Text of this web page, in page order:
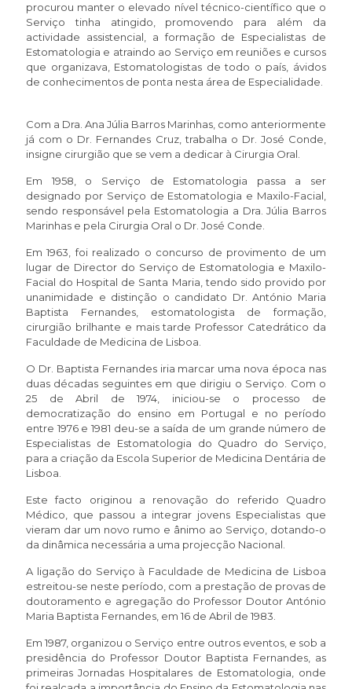
procurou manter o elevado nível técnico-científico que o
Serviço tinha atingido, promovendo para além da
actividade assistencial, a formação de Especialistas de
Estomatologia e atraindo ao Serviço em reuniões e cursos
que organizava, Estomatologistas de todo o país, ávidos
de conhecimentos de ponta nesta área de Especialidade.
Com a Dra. Ana Júlia Barros Marinhas, como anteriormente
já com o Dr. Fernandes Cruz, trabalha o Dr. José Conde,
insigne cirurgião que se vem a dedicar à Cirurgia Oral.
Em 1958, o Serviço de Estomatologia passa a ser
designado por Serviço de Estomatologia e Maxilo-Facial,
sendo responsável pela Estomatologia a Dra. Júlia Barros
Marinhas e pela Cirurgia Oral o Dr. José Conde.
Em 1963, foi realizado o concurso de provimento de um
lugar de Director do Serviço de Estomatologia e Maxilo-
Facial do Hospital de Santa Maria, tendo sido provido por
unanimidade e distinção o candidato Dr. António Maria
Baptista Fernandes, estomatologista de formação,
cirurgião brilhante e mais tarde Professor Catedrático da
Faculdade de Medicina de Lisboa.
O Dr. Baptista Fernandes iria marcar uma nova época nas
duas décadas seguintes em que dirigiu o Serviço. Com o
25 de Abril de 1974, iniciou-se o processo de
democratização do ensino em Portugal e no período
entre 1976 e 1981 deu-se a saída de um grande número de
Especialistas de Estomatologia do Quadro do Serviço,
para a criação da Escola Superior de Medicina Dentária de
Lisboa.
Este facto originou a renovação do referido Quadro
Médico, que passou a integrar jovens Especialistas que
vieram dar um novo rumo e ânimo ao Serviço, dotando-o
da dinâmica necessária a uma projecção Nacional.
A ligação do Serviço à Faculdade de Medicina de Lisboa
estreitou-se neste período, com a prestação de provas de
doutoramento e agregação do Professor Doutor António
Maria Baptista Fernandes, em 16 de Abril de 1983.
Em 1987, organizou o Serviço entre outros eventos, e sob a
presidência do Professor Doutor Baptista Fernandes, as
primeiras Jornadas Hospitalares de Estomatologia, onde